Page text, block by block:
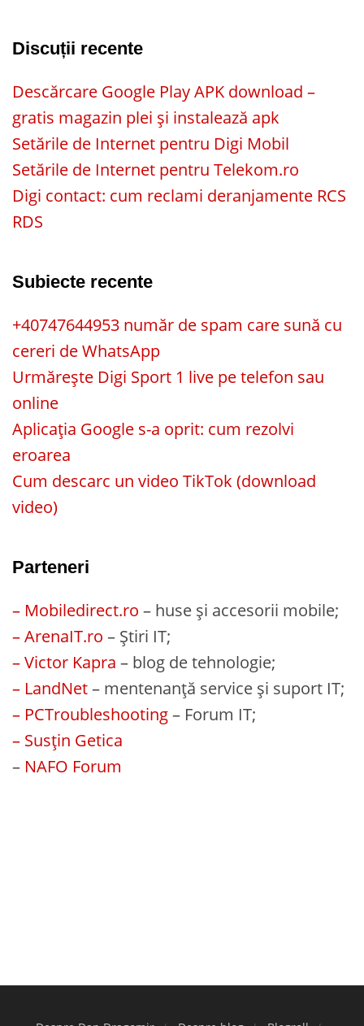
Discuții recente
Descărcare Google Play APK download –
gratis magazin plei și instalează apk
Setările de Internet pentru Digi Mobil
Setările de Internet pentru Telekom.ro
Digi contact: cum reclami deranjamente RCS
RDS
Subiecte recente
+40747644953 număr de spam care sună cu
cereri de WhatsApp
Urmărește Digi Sport 1 live pe telefon sau
online
Aplicația Google s-a oprit: cum rezolvi
eroarea
Cum descarc un video TikTok (download
video)
Parteneri
– Mobiledirect.ro – huse și accesorii mobile;
– ArenaIT.ro – Știri IT;
– Victor Kapra – blog de tehnologie;
– LandNet– mentenanță service și suport IT;
– PCTroubleshooting– Forum IT;
– Susțin Getica
– NAFO Forum